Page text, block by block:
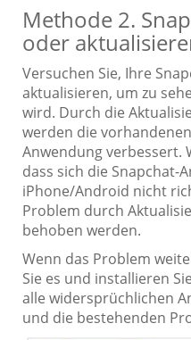
Methode 2.
oder
Versuchen Sie, Ihre
aktualisieren, um zu
wird. Durch die
werden die
Anwendung verbessert.
dass sich die Snapchat-
iPhone/Android nicht
Problem durch
behoben werden.
Wenn das Problem
Sie es und installieren
alle widersprüchlichen
und die bestehenden